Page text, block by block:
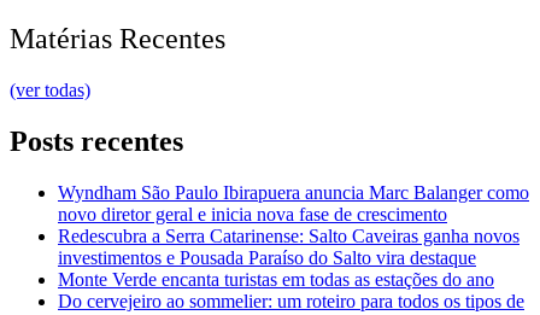
Matérias Recentes
(ver todas)
Posts recentes
Wyndham São Paulo Ibirapuera anuncia Marc Balanger como
novo diretor geral e inicia nova fase de crescimento
Redescubra a Serra Catarinense: Salto Caveiras ganha novos
investimentos e Pousada Paraíso do Salto vira destaque
Monte Verde encanta turistas em todas as estações do ano
Do cervejeiro ao sommelier: um roteiro para todos os tipos de